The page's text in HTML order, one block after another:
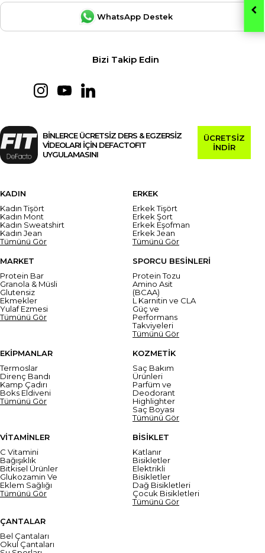
WhatsApp Destek
Bizi Takip Edin
BİNLERCE ÜCRETSİZ DERS & EGZERSİZ
VİDEOLARI İÇİN DEFACTOFIT
UYGULAMASINI
ÜCRETSİZ
İNDİR
KADIN
Kadın Tişört
Kadın Mont
Kadın Sweatshirt
Kadın Jean
Tümünü Gör
ERKEK
Erkek Tişört
Erkek Şort
Erkek Eşofman
Erkek Jean
Tümünü Gör
MARKET
Protein Bar
Granola & Müsli
Glutensiz
Ekmekler
Yulaf Ezmesi
Tümünü Gör
SPORCU BESİNLERİ
Protein Tozu
Amino Asit
(BCAA)
L Karnitin ve CLA
Güç ve
Performans
Takviyeleri
Tümünü Gör
EKİPMANLAR
Termoslar
Direnç Bandı
Kamp Çadırı
Boks Eldiveni
Tümünü Gör
KOZMETİK
Saç Bakım
Ürünleri
Parfüm ve
Deodorant
Highlighter
Saç Boyası
Tümünü Gör
VİTAMİNLER
C Vitamini
Bağışıklık
Bitkisel Ürünler
Glukozamin Ve
Eklem Sağlığı
Tümünü Gör
BİSİKLET
Katlanır
Bisikletler
Elektrikli
Bisikletler
Dağ Bisikletleri
Çocuk Bisikletleri
Tümünü Gör
ÇANTALAR
Bel Çantaları
Okul Çantaları